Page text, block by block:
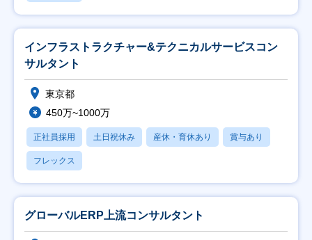
インフラストラクチャー&テクニカルサービスコン
サルタント
東京都
450万~1000万
正社員採用 土日祝休み 産休・育休あり 賞与あり
フレックス
グローバルERP上流コンサルタント